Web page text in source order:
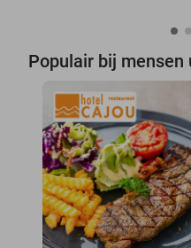
Populair bij mensen